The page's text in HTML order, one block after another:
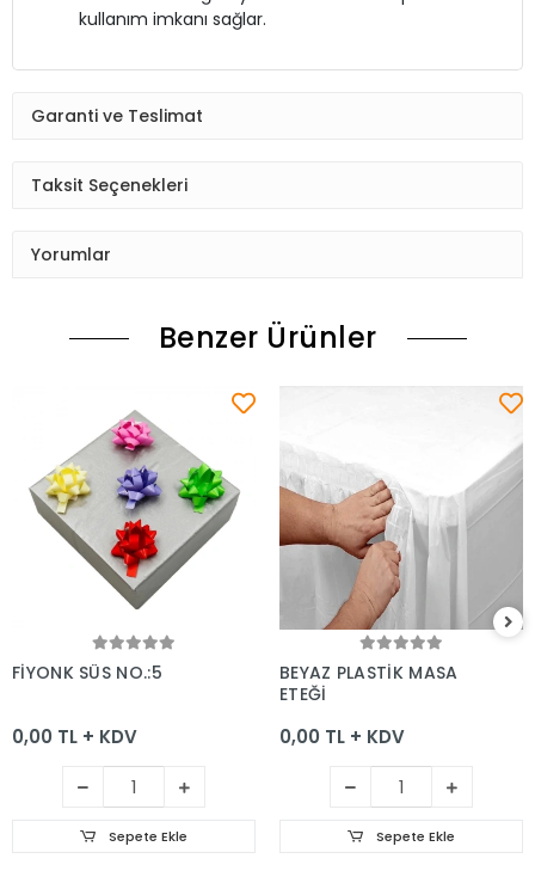
kullanım imkanı sağlar.
Garanti ve Teslimat
Taksit Seçenekleri
Yorumlar
Benzer Ürünler
FİYONK SÜS NO.:5
0,00 TL + KDV
Sepete Ekle
Sepete Ekle
BEYAZ PLASTİK MASA
ETEĞİ
0,00 TL + KDV
Sepete Ekle